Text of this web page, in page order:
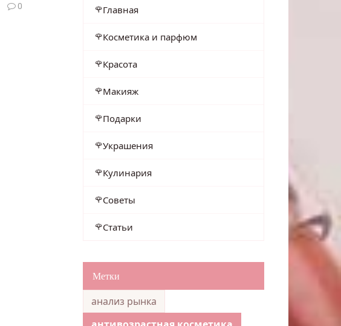
0 Главная
Косметика и парфюм
Красота
Макияж
Подарки
Украшения
Кулинария
Советы
Статьи
Метки
анализ рынка